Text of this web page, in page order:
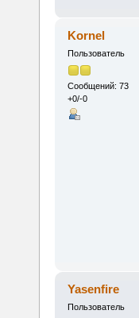
Kornel
Пользователь
Сообщений: 73
+0/-0
Yasenfire
Пользователь